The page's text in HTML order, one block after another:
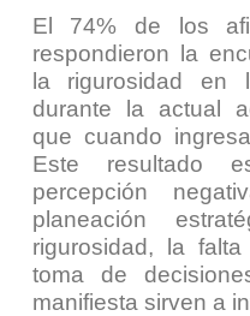
El 74% de los
respondieron la
la rigurosidad en
durante la actual
que cuando
Este resultado
percepción
planeación
rigurosidad, la
toma de
manifiesta sirven a